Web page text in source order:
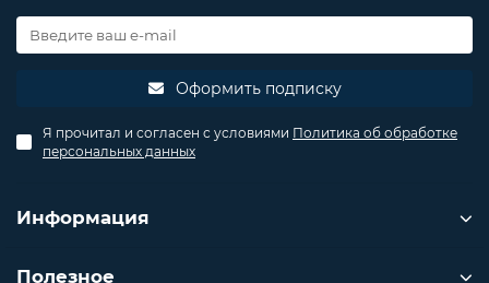
Оформить подписку
Я прочитал и согласен с условиями Политика об обработке
персональных данных
Информация
Полезное